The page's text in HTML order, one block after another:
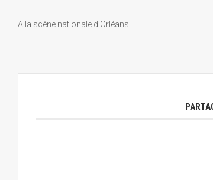
A la scène nationale d’Orléans